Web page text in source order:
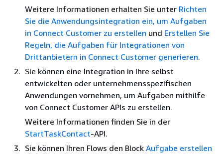
Weitere Informationen erhalten Sie unter Richten
Sie die Anwendungsintegration ein, um Aufgaben
in Connect Customer zu erstellen und Erstellen Sie
Regeln, die Aufgaben für Integrationen von
Drittanbietern in Connect Customer generieren.
Sie können eine Integration in Ihre selbst
entwickelten oder unternehmensspezifischen
Anwendungen vornehmen, um Aufgaben mithilfe
von Connect Customer APIs zu erstellen.
Weitere Informationen finden Sie in der
StartTaskContact-API.
Sie können Ihren Flows den Block Aufgabe erstellen